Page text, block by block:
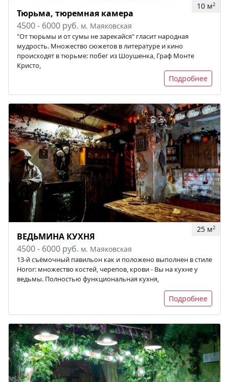
10 м2
Тюрьма, тюремная камера
4500 - 6000 руб. м. Маяковская
"От тюрьмы и от сумы не зарекайся" гласит народная
мудрость. Множество сюжетов в литературе и кино
происходят в тюрьме: побег из Шоушенка, Граф Монте
Кристо,
Подробнее
25 м2
ВЕДЬМИНА КУХНЯ
4500 - 6000 руб. м. Маяковская
13-й съёмочный павильон как и положено выполнен в стиле
Horor: множество костей, черепов, крови - Вы на кухне у
ведьмы. Полностью функциональная кухня,
Подробнее